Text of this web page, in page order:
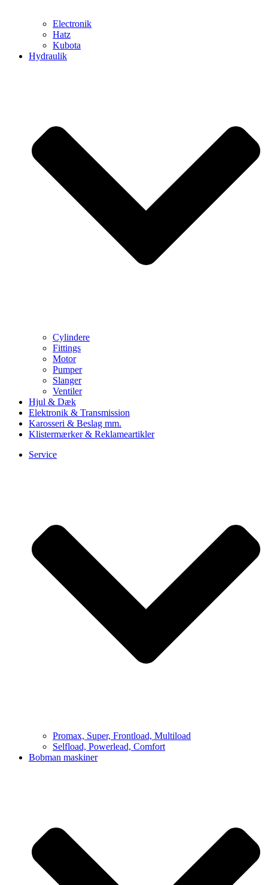
Electronik
Hatz
Kubota
Hydraulik
Cylindere
Fittings
Motor
Pumper
Slanger
Ventiler
Hjul & Dæk
Elektronik & Transmission
Karosseri & Beslag mm.
Klistermærker & Reklameartikler
Service
Promax, Super, Frontload, Multiload
Selfload, Powerlead, Comfort
Bobman maskiner